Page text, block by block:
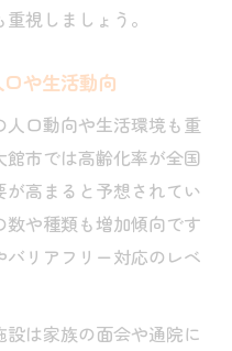
視しましょう。
や生活動向
口動向や生活環境も重
市では高齢化率が全国
高まると予想されてい
数や種類も増加傾向です
リアフリー対応のレベ
は家族の面会や通院に